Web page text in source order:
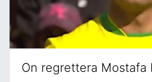
On regrettera Mostafa